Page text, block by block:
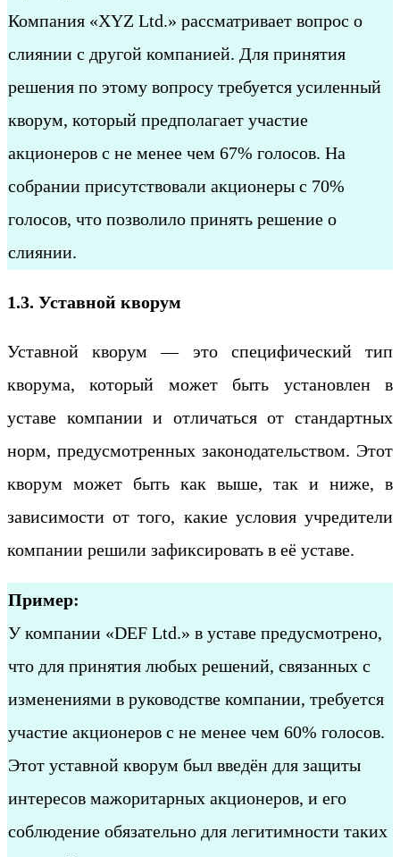
Компания «XYZ Ltd.» рассматривает вопрос о
слиянии с другой компанией. Для принятия
решения по этому вопросу требуется усиленный
кворум, который предполагает участие
акционеров с не менее чем 67% голосов. На
собрании присутствовали акционеры с 70%
голосов, что позволило принять решение о
слиянии.
1.3. Уставной кворум
Уставной кворум — это специфический тип
кворума, который может быть установлен в
уставе компании и отличаться от стандартных
норм, предусмотренных законодательством. Этот
кворум может быть как выше, так и ниже, в
зависимости от того, какие условия учредители
компании решили зафиксировать в её уставе.
Пример:
У компании «DEF Ltd.» в уставе предусмотрено,
что для принятия любых решений, связанных с
изменениями в руководстве компании, требуется
участие акционеров с не менее чем 60% голосов.
Этот уставной кворум был введён для защиты
интересов мажоритарных акционеров, и его
соблюдение обязательно для легитимности таких